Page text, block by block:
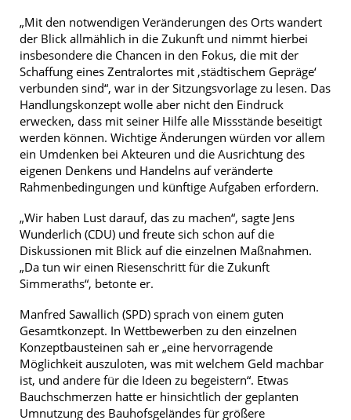
„Mit den notwendigen Veränderungen des Orts wandert
der Blick allmählich in die Zukunft und nimmt hierbei
insbesondere die Chancen in den Fokus, die mit der
Schaffung eines Zentralortes mit ‚städtischem Gepräge‘
verbunden sind“, war in der Sitzungsvorlage zu lesen. Das
Handlungskonzept wolle aber nicht den Eindruck
erwecken, dass mit seiner Hilfe alle Missstände beseitigt
werden können. Wichtige Änderungen würden vor allem
ein Umdenken bei Akteuren und die Ausrichtung des
eigenen Denkens und Handelns auf veränderte
Rahmenbedingungen und künftige Aufgaben erfordern.
„Wir haben Lust darauf, das zu machen“, sagte Jens
Wunderlich (CDU) und freute sich schon auf die
Diskussionen mit Blick auf die einzelnen Maßnahmen.
„Da tun wir einen Riesenschritt für die Zukunft
Simmeraths“, betonte er.
Manfred Sawallich (SPD) sprach von einem guten
Gesamtkonzept. In Wettbewerben zu den einzelnen
Konzeptbausteinen sah er „eine hervorragende
Möglichkeit auszuloten, was mit welchem Geld machbar
ist, und andere für die Ideen zu begeistern“. Etwas
Bauchschmerzen hatte er hinsichtlich der geplanten
Umnutzung des Bauhofsgeländes für größere